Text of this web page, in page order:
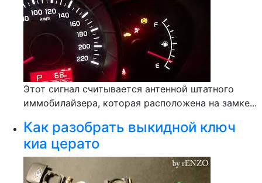
Этот сигнал считывается антенной штатного
иммобилайзера, которая расположена на замке...
Как разобрать выкидной ключ
киа церато